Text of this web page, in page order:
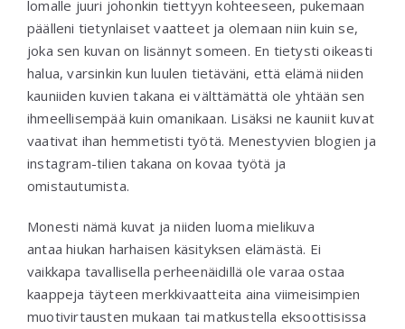
lomalle juuri johonkin tiettyyn kohteeseen, pukemaan
päälleni tietynlaiset vaatteet ja olemaan niin kuin se,
joka sen kuvan on lisännyt someen. En tietysti oikeasti
halua, varsinkin kun luulen tietäväni, että elämä niiden
kauniiden kuvien takana ei välttämättä ole yhtään sen
ihmeellisempää kuin omanikaan. Lisäksi ne kauniit kuvat
vaativat ihan hemmetisti työtä. Menestyvien blogien ja
instagram-tilien takana on kovaa työtä ja
omistautumista.
Monesti nämä kuvat ja niiden luoma mielikuva
antaa hiukan harhaisen käsityksen elämästä. Ei
vaikkapa tavallisella perheenäidillä ole varaa ostaa
kaappeja täyteen merkkivaatteita aina viimeisimpien
muotivirtausten mukaan tai matkustella eksoottisissa